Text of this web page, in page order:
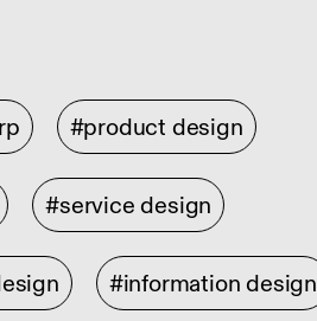
#product design
#service design
#information design